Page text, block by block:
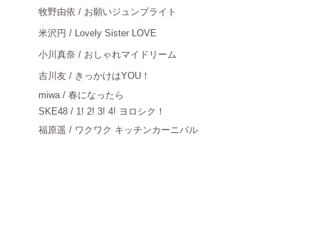
牧野由依 / お願いジュンブライト
米沢円 / Lovely Sister LOVE
小川真奈 / おしゃれマイドリーム
吉川友 / きっかけはYOU！
miwa / 春になったら
SKE48 / 1! 2! 3! 4! ヨロシク！
福原遥 / ワクワク キッチンカーニバル